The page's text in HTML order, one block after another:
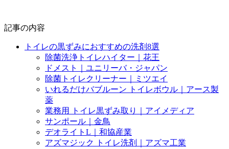
記事の内容
トイレの黒ずみにおすすめの洗剤8選
除菌洗浄トイレハイター｜花王
ドメスト｜ユニリーバ・ジャパン
除菌トイレクリーナー｜ミツエイ
いれるだけバブルーン トイレボウル｜アース製
薬
業務用 トイレ黒ずみ取り｜アイメディア
サンポール｜金鳥
デオライトL｜和協産業
アズマジック トイレ洗剤｜アズマ工業